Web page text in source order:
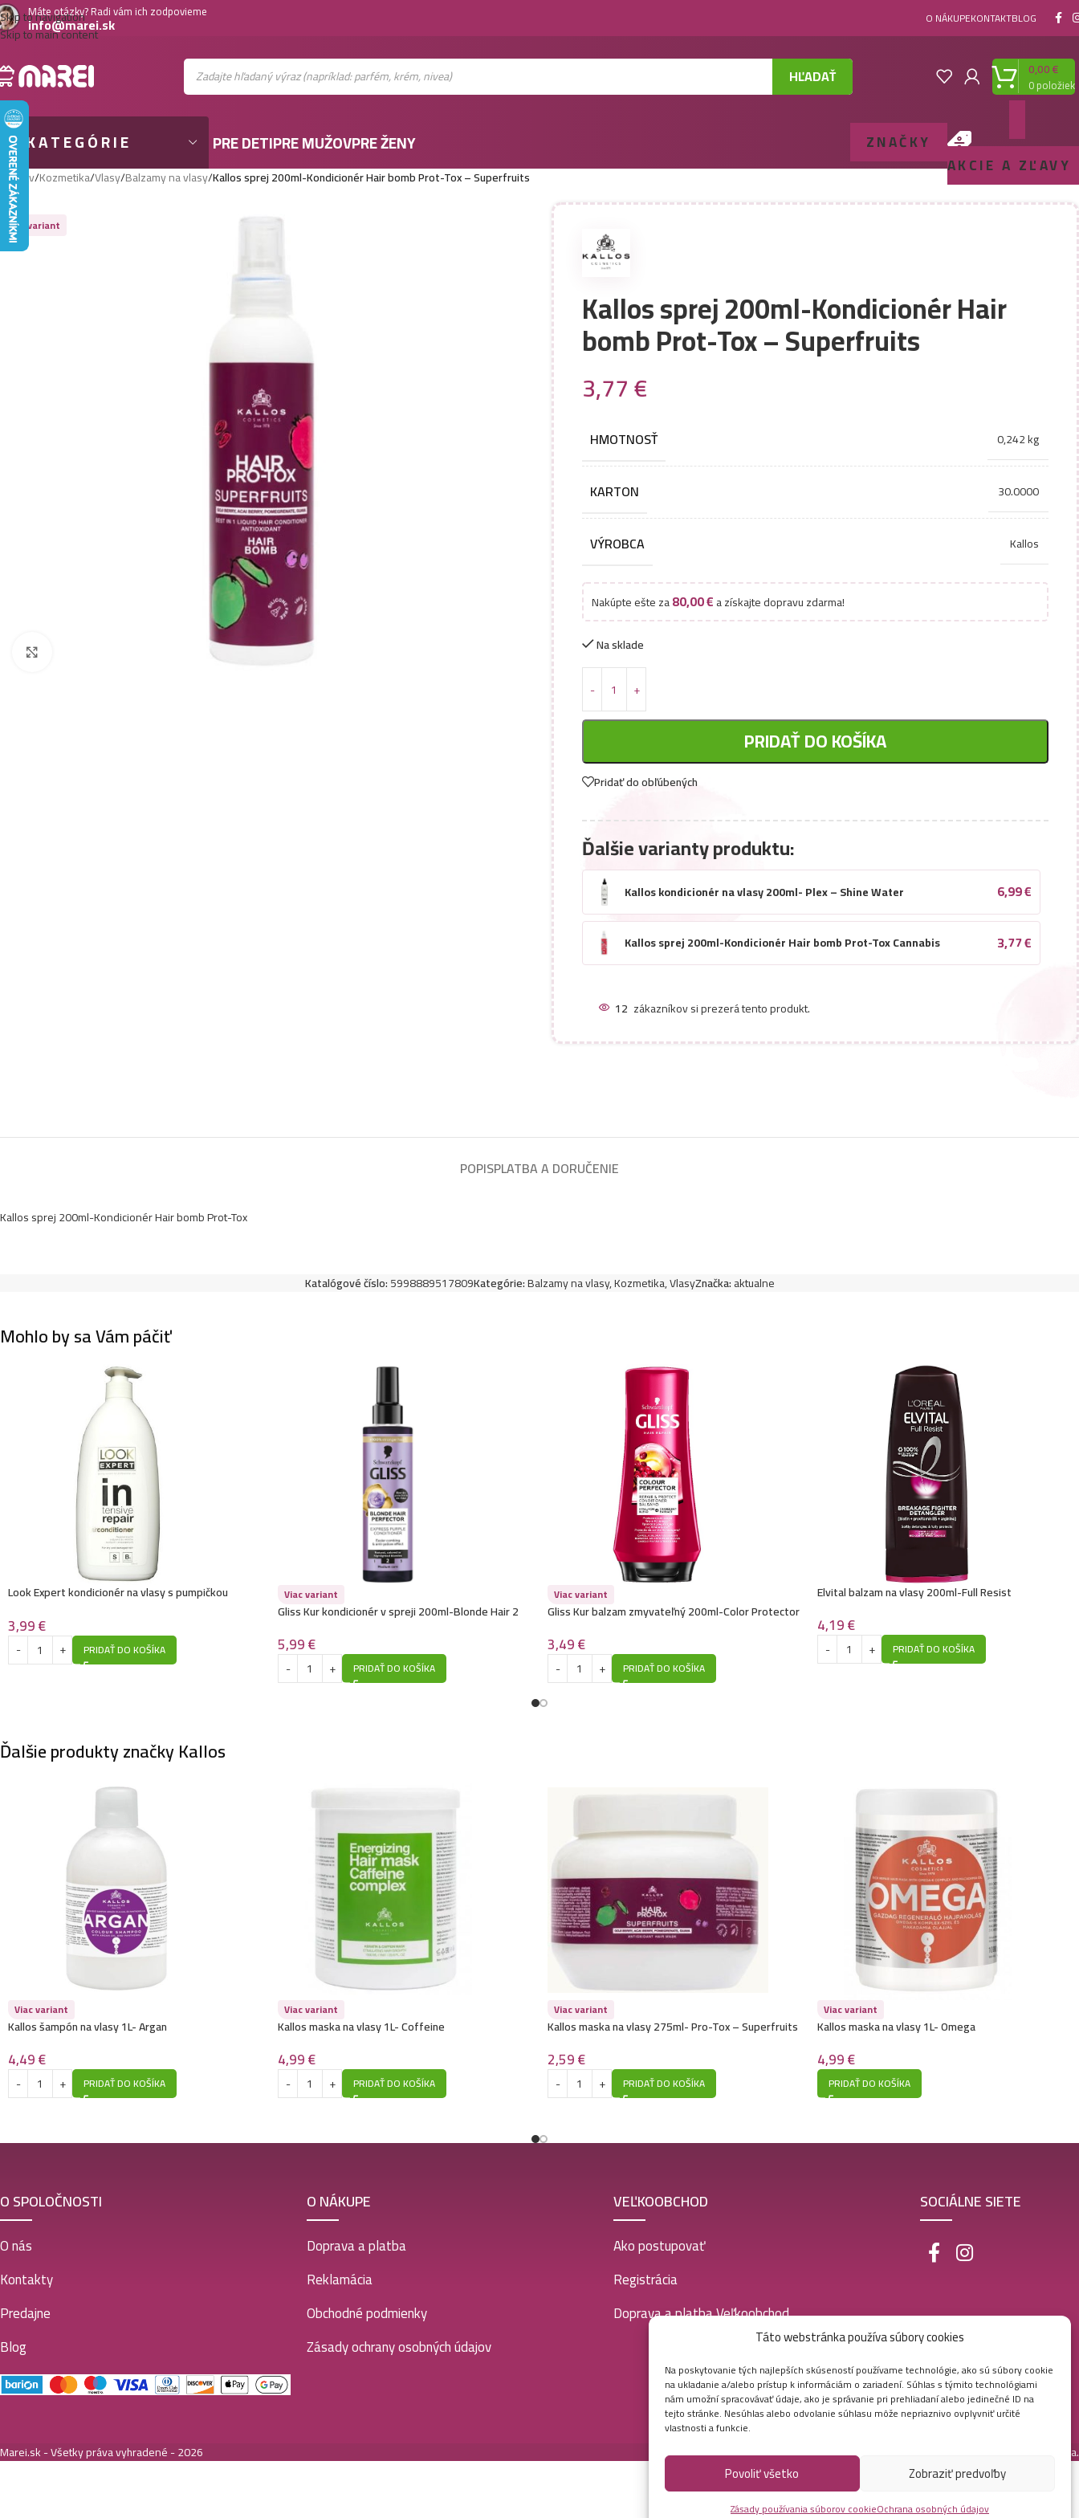
Táto webstránka používa súbory cookies
Na poskytovanie tých najlepších skúseností používame technológie, ako sú súbory cookie
na ukladanie a/alebo prístup k informáciám o zariadení. Súhlas s týmito technológiami
nám umožní spracovávať údaje, ako je správanie pri prehliadaní alebo jedinečné ID na
tejto stránke. Nesúhlas alebo odvolanie súhlasu môže nepriaznivo ovplyvniť určité
vlastnosti a funkcie.
Povoliť všetko Zobraziť predvoľby
Zásady používania súborov cookieOchrana osobných údajov
Skip to navigation
Skip to main content
Máte otázky? Radi vám ich zodpovieme
info@marei.sk O NÁKUPEKONTAKTBLOG
HĽADAŤ 0položiek
0,00€
KATEGÓRIE PRE DETIPRE MUŽOVPRE ŽENY
ZNAČKY
AKCIE A ZĽAVY
Domov/Kozmetika/Vlasy/Balzamy na vlasy/Kallos sprej 200ml-Kondicionér Hair bomb Prot-Tox – Superfruits
Viac variant
Kallos sprej 200ml-Kondicionér Hair
bomb Prot-Tox – Superfruits
3,77€
HMOTNOSŤ 0,242 kg
KARTON 30.0000
VÝROBCA Kallos
Nakúpte ešte za80,00€a získajte dopravu zdarma!
Na sklade
PRIDAŤ DO KOŠÍKA
Pridať do obľúbených
Ďalšie varianty produktu:
Kallos kondicionér na vlasy 200ml- Plex – Shine Water 6,99€
Kallos sprej 200ml-Kondicionér Hair bomb Prot-Tox Cannabis 3,77€
12 zákazníkov si prezerá tento produkt.
POPISPLATBA A DORUČENIE
Kallos sprej 200ml-Kondicionér Hair bomb Prot-Tox
Katalógové číslo:5998889517809Kategórie:Balzamy na vlasy,Kozmetika,VlasyZnačka:aktualne
Mohlo by sa Vám páčiť
Look Expert kondicionér na vlasy s pumpičkou
3,99€
PRIDAŤ DO KOŠÍKA
Viac variant
Gliss Kur kondicionér v spreji 200ml-Blonde Hair 2
5,99€
PRIDAŤ DO KOŠÍKA
Viac variant
Gliss Kur balzam zmyvateľný 200ml-Color Protector
3,49€
PRIDAŤ DO KOŠÍKA
Elvital balzam na vlasy 200ml-Full Resist
4,19€
PRIDAŤ DO KOŠÍKA
Ďalšie produkty značky Kallos
Viac variant
Kallos šampón na vlasy 1L- Argan
4,49€
PRIDAŤ DO KOŠÍKA
Viac variant
Kallos maska na vlasy 1L- Coffeine
4,99€
PRIDAŤ DO KOŠÍKA
Viac variant
Kallos maska na vlasy 275ml- Pro-Tox – Superfruits
2,59€
PRIDAŤ DO KOŠÍKA
Viac variant
Kallos maska na vlasy 1L- Omega
4,99€
PRIDAŤ DO KOŠÍKA
O SPOLOČNOSTI
O nás
Kontakty
Predajne
Blog
O NÁKUPE
Doprava a platba
Reklamácia
Obchodné podmienky
Zásady ochrany osobných údajov
VEĽKOOBCHOD
Ako postupovať
Registrácia
Doprava a platba Veľkoobchod
SOCIÁLNE SIETE
Marei.sk - Všetky práva vyhradené - 2026 Ametica.